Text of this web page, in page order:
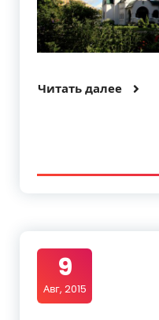
Читать далее
9
Авг, 2015